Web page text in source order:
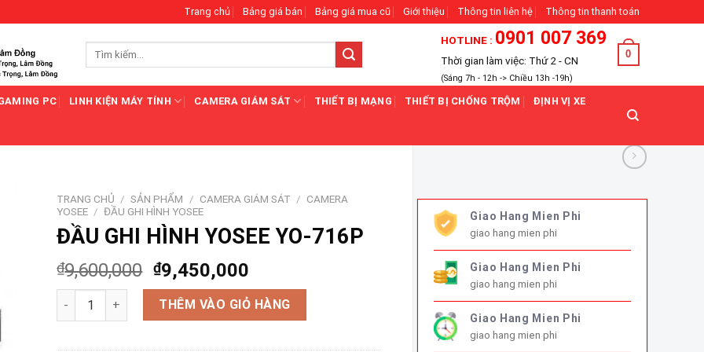
Trang chủ Bảng giá bán Bảng giá mua cũ Giới thiệu Thông tin liên hệ Thông tin thanh toán
Tìm
HOTLINE : 0901 007 369
Thời gian làm việc: Thứ 2 - CN
(Sáng 7h - 12h -> Chiều 13h -19h)
0
PC LINH KIỆN MÁY TÍNH CAMERA GIÁM SÁT THIẾT BỊ MẠNG THIẾT BỊ CHỐNG TRỘM ĐỊNH VỊ XE
Giao Hang Mien Phi
giao hang mien phi
Giao Hang Mien Phi
giao hang mien phi
Giao Hang Mien Phi
giao hang mien phi
TRANG CHỦ / SẢN PHẨM / CAMERA GIÁM SÁT / CAMERA
YOSEE / ĐẦU GHI HÌNH YOSEE
ĐẦU GHI HÌNH YOSEE YO-716P
₫9,600,000 ₫9,450,000
ĐẦU GHI HÌNH YOSEE YO-716P số lượng
THÊM VÀO GIỎ HÀNG